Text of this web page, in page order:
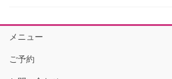
メニュー
ご予約